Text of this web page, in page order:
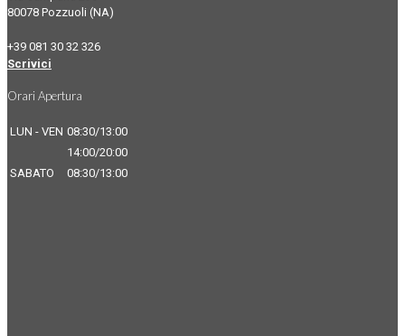
80078 Pozzuoli (NA)
+39 081 30 32 326
Scrivici
Orari Apertura
LUN - VEN 08:30/13:00
14:00/20:00
SABATO
08:30/13:00